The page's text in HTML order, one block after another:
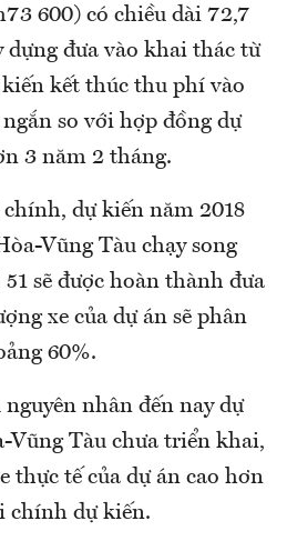
600) có chiều dài 72,7
đưa vào khai thác từ
kết thúc thu phí vào
so với hợp đồng dự
3 năm 2 tháng.
dự kiến năm 2018
Vũng Tàu chạy song
sẽ được hoàn thành đưa
xe của dự án sẽ phân
60%.
nhân đến nay dự
Vũng Tàu chưa triển khai,
thực tế của dự án cao hơn
chính dự kiến.